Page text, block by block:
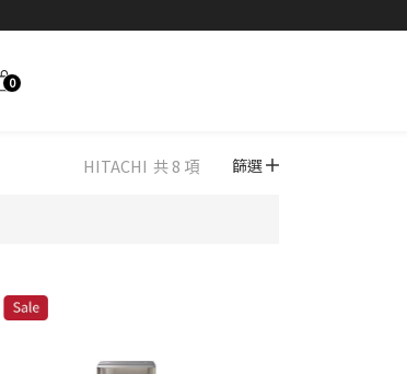
0
篩選
HITACHI 共 8 項